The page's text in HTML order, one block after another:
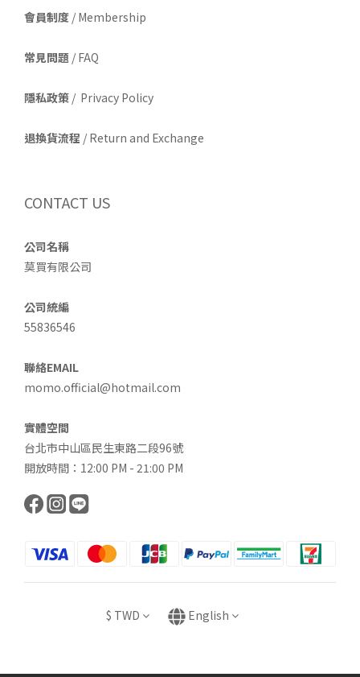
會員制度 / Membership
常見問題 / FAQ
隱私政策 / Privacy Policy
退換貨流程 / Return and Exchange
CONTACT US
公司名稱
莫買有限公司
公司統編
55836546
聯絡EMAIL
momo.official@hotmail.com
實體空間
台北市中山區民生東路二段96號
開放時間：12:00 PM - 21:00 PM
$ TWD English